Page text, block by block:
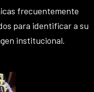
frecuentemente
para identificar a su
institucional.